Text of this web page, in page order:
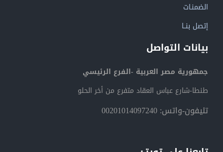
الضمنـات
إتصل بنــا
بيانات التواصل
جمهورية مصر العربية -الفرع الرئيسي
طنطا-شارع عباس العقاد متفرع من أخر الحلو
تليفون-واتس: 00201014097240